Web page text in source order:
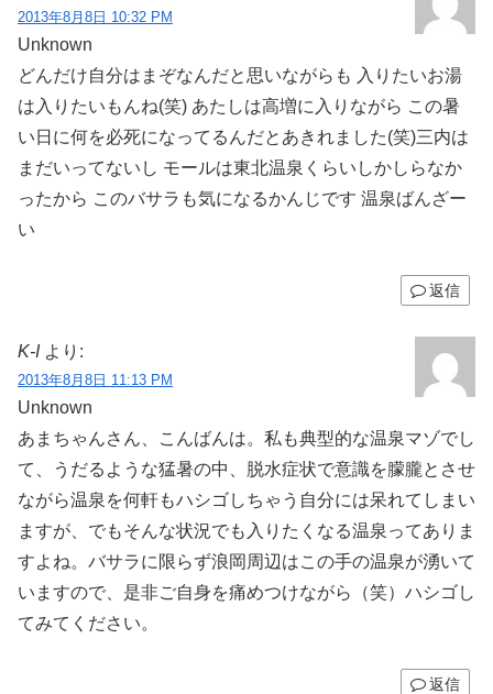
2013年8月8日 10:32 PM
Unknown
どんだけ自分はまぞなんだと思いながらも 入りたいお湯
は入りたいもんね(笑) あたしは高増に入りながら この暑
い日に何を必死になってるんだとあきれました(笑)三内は
まだいってないし モールは東北温泉くらいしかしらなか
ったから このバサラも気になるかんじです 温泉ばんざー
い
返信
K-I より:
2013年8月8日 11:13 PM
Unknown
あまちゃんさん、こんばんは。私も典型的な温泉マゾでし
て、うだるような猛暑の中、脱水症状で意識を朦朧とさせ
ながら温泉を何軒もハシゴしちゃう自分には呆れてしまい
ますが、でもそんな状況でも入りたくなる温泉ってありま
すよね。バサラに限らず浪岡周辺はこの手の温泉が湧いて
いますので、是非ご自身を痛めつけながら（笑）ハシゴし
てみてください。
返信